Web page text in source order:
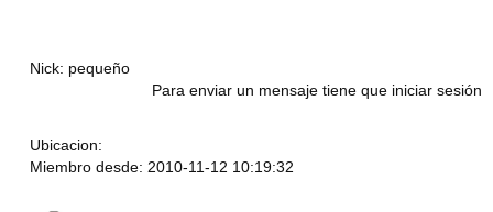
Nick: pequeño
Para enviar un mensaje tiene que iniciar sesión
Ubicacion:
Miembro desde: 2010-11-12 10:19:32